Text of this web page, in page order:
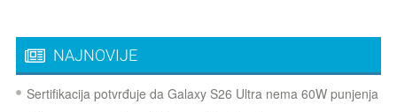
NAJNOVIJE
Sertifikacija potvrđuje da Galaxy S26 Ultra nema 60W punjenja